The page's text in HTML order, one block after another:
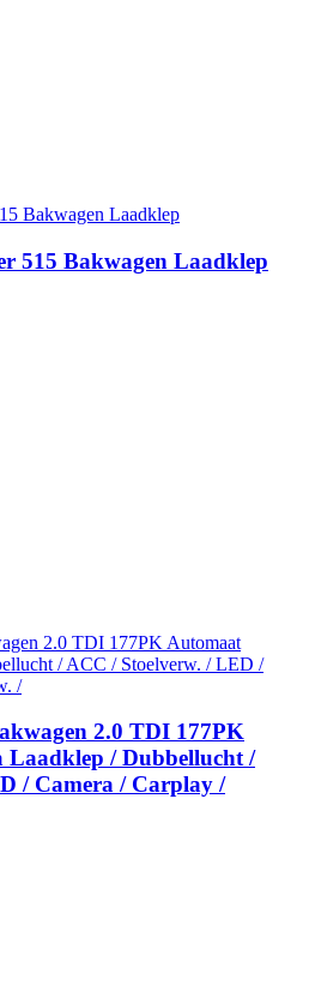
515 Bakwagen Laadklep
2.0 TDI 177PK
/ Dubbellucht /
/ Camera / Carplay /